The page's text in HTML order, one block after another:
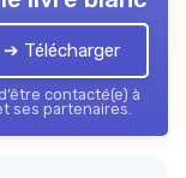
➔ Télécharger
contacté(e) à
ses partenaires.